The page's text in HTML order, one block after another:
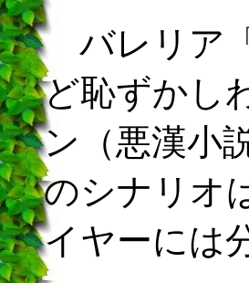
バレリア「
ど恥ずかし
ン（悪漢小
のシナリオ
イヤーには